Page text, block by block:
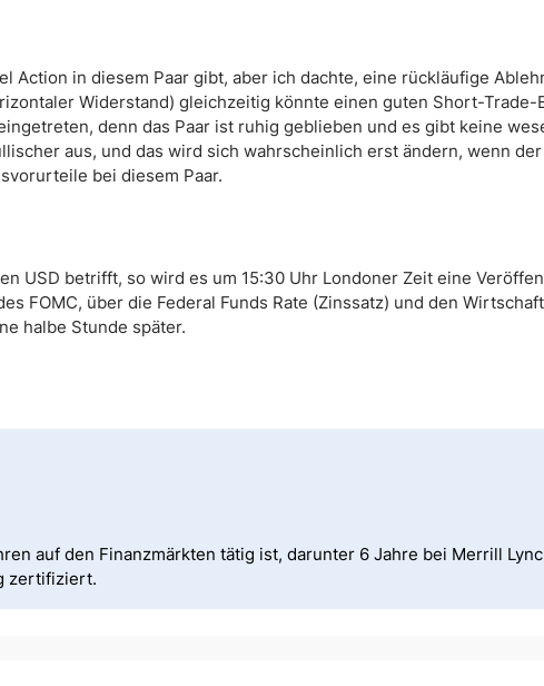
Action in diesem Paar gibt, aber ich dachte, eine rückläufige
Widerstand) gleichzeitig könnte einen guten Short-Trade-
denn das Paar ist ruhig geblieben und es gibt keine
aus, und das wird sich wahrscheinlich erst ändern, wenn der
bei diesem Paar.
USD betrifft, so wird es um 15:30 Uhr Londoner Zeit eine
FOMC, über die Federal Funds Rate (Zinssatz) und den
halbe Stunde später.
auf den Finanzmärkten tätig ist, darunter 6 Jahre bei Merrill
zertifiziert.